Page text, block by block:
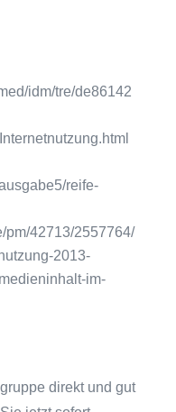
idm/tre/de86142
reife-
pm/42713/2557764/
2013-
im-
direkt und gut